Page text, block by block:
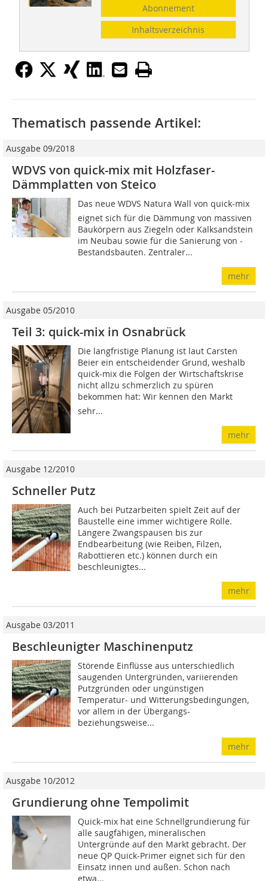
Abonnement
Inhaltsverzeichnis
Thematisch passende Artikel:
Ausgabe 09/2018
WDVS von quick-mix mit Holzfaser-
Dämmplatten von Steico
Das neue WDVS Natura Wall von quick-mix
eignet sich für die Dämmung von massiven
Baukörpern aus Ziegeln oder Kalksandstein
im Neubau sowie für die Sanierung von ­
Bestandsbauten. Zentraler...
mehr
Ausgabe 05/2010
Teil 3: quick-mix in Osnabrück
Die langfristige Planung ist laut Carsten
Beier ein entscheidender Grund, weshalb
quick-mix die Folgen der Wirtschaftskrise
nicht allzu schmerzlich zu spüren
bekommen hat: Wir kennen den Markt
sehr...
mehr
Ausgabe 12/2010
Schneller Putz
Auch bei Putzarbeiten spielt Zeit auf der
Baustelle eine immer wichtigere Rolle.
Längere Zwangspausen bis zur
Endbearbeitung (wie Reiben, Filzen,
Rabottieren etc.) können durch ein
beschleunigtes...
mehr
Ausgabe 03/2011
Beschleunigter Maschinenputz
Störende Einflüsse aus unterschiedlich
saugenden Untergründen, variierenden
Putzgründen oder ungünstigen
Temperatur- und Witterungsbedingungen,
vor allem in der Übergangs-
beziehungsweise...
mehr
Ausgabe 10/2012
Grundierung ohne Tempolimit
Quick-mix hat eine Schnellgrundierung für
alle saugfähigen, mineralischen
Untergründe auf den Markt gebracht. Der
neue QP Quick-Primer eignet sich für den
Einsatz innen und außen. Schon nach
etwa...